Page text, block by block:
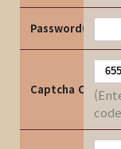
Password(*)
Captcha Code